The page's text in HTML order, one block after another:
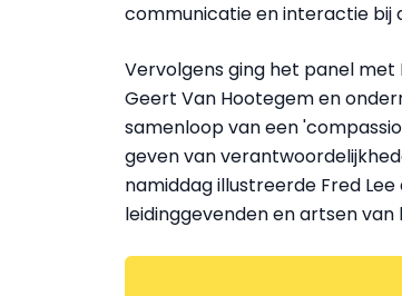
communicatie en interactie bij
Vervolgens ging het panel met
Geert Van Hootegem en
samenloop van een
geven van
namiddag illustreerde Fred
leidinggevenden en artsen van